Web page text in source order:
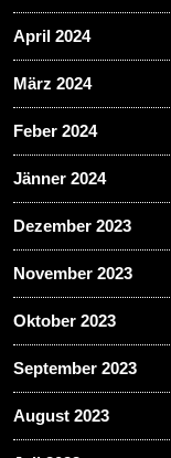
April 2024
März 2024
Feber 2024
Jänner 2024
Dezember 2023
November 2023
Oktober 2023
September 2023
August 2023